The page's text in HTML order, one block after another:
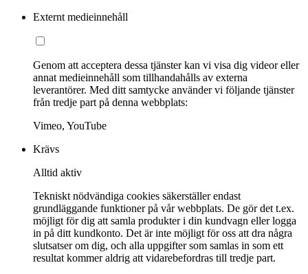
Externt medieinnehåll
Genom att acceptera dessa tjänster kan vi visa dig videor eller
annat medieinnehåll som tillhandahålls av externa
leverantörer. Med ditt samtycke använder vi följande tjänster
från tredje part på denna webbplats:
Vimeo, YouTube
Krävs
Alltid aktiv
Tekniskt nödvändiga cookies säkerställer endast
grundläggande funktioner på vår webbplats. De gör det t.ex.
möjligt för dig att samla produkter i din kundvagn eller logga
in på ditt kundkonto. Det är inte möjligt för oss att dra några
slutsatser om dig, och alla uppgifter som samlas in som ett
resultat kommer aldrig att vidarebefordras till tredje part.